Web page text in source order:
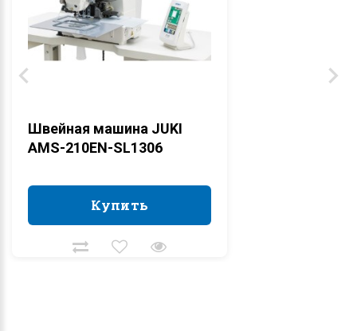
Швейная машина JUKI
AMS-210EN-SL1306
Купить
Купить